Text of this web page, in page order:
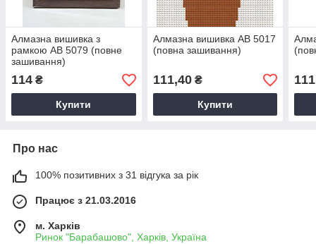
Алмазна вишивка з
рамкою АВ 5079 (повне
зашивання)
114 ₴
Купити
Алмазна вишивка АВ 5017
(повна зашивання)
111,40₴
Купити
Про нас
100% позитивних з 31 відгука за рік
Працює з 21.03.2016
м. Харків
Ринок "Барабашово", Харків, Україна